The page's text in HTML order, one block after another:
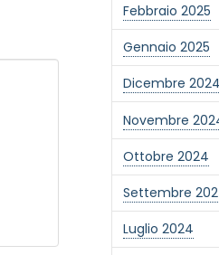
Febbraio 2025
Gennaio 2025
Dicembre 2024
Novembre
Ottobre 2024
Settembre
Luglio 2024